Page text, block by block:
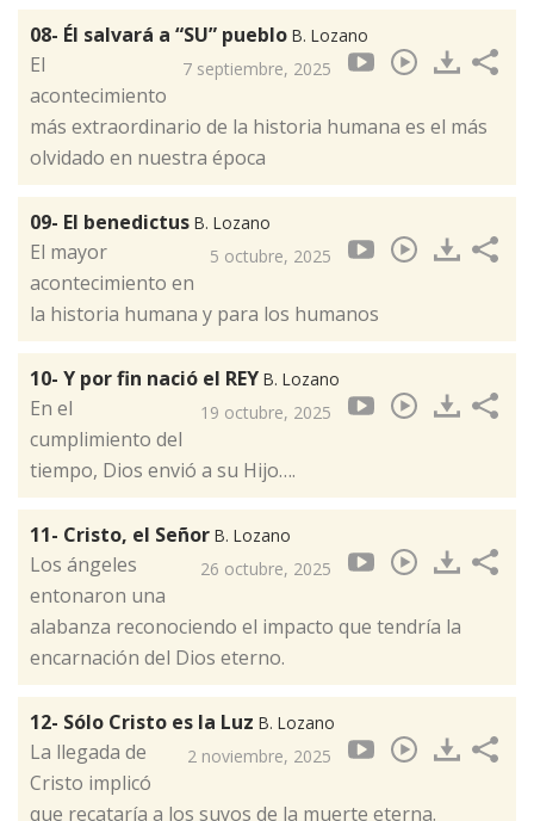
08- Él salvará a “SU” pueblo B. Lozano
7 septiembre, 2025
El
acontecimiento
más extraordinario de la historia humana es el más
olvidado en nuestra época
09- El benedictus B. Lozano
5 octubre, 2025
El mayor
acontecimiento en
la historia humana y para los humanos
10- Y por fin nació el REY B. Lozano
19 octubre, 2025
En el
cumplimiento del
tiempo, Dios envió a su Hijo….
11- Cristo, el Señor B. Lozano
26 octubre, 2025
Los ángeles
entonaron una
alabanza reconociendo el impacto que tendría la
encarnación del Dios eterno.
12- Sólo Cristo es la Luz B. Lozano
2 noviembre, 2025
La llegada de
Cristo implicó
que recataría a los suyos de la muerte eterna.